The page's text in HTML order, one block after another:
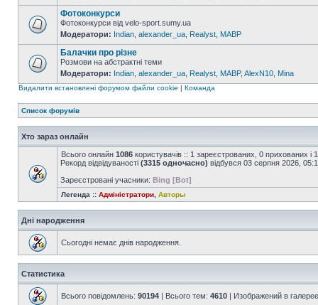
Фотоконкурси
Фотоконкурси від velo-sport.sumy.ua
Модератори: Indian alexander_ua Realyst MABP
Балачки про різне
Розмови на абстрактні теми
Модератори: Indian alexander_ua Realyst MABP, AlexN10 Mina
Видалити встановлені форумом файли cookie | Команда
Список форумів
Хто зараз онлайн
Всього онлайн 1086 користувачів :: 1 зареєстрованих, 0 прихованих і
Рекорд відвідуваності (3315 одночасно) відбувся 03 серпня 2026,
Зареєстровані учасники: Bing [Bot]
Легенда :: Адміністратори Авторы
Дні народження
Сьогодні немає днів народження.
Статистика
Всього повідомлень: 90194 | Всього тем: 4610 | Изображений в